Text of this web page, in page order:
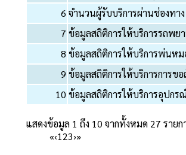
6 จำนวนผู้รับบริการผ่านช่องทาง
7 ข้อมูลสถิติการให้บริการรถพ
8 ข้อมูลสถิติการให้บริการพ่นห
9 ข้อมูลสถิติการให้บริการการ
10 ข้อมูลสถิติการให้บริการอุปก
แสดงข้อมูล 1 ถึง 10 จากทั้งหมด 27 รายก
«‹123›»